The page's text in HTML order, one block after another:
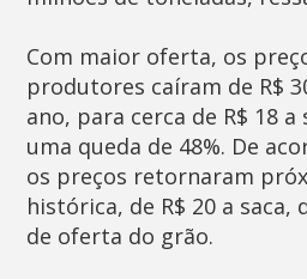
Com maior oferta, os
produtores caíram de R$
ano, para cerca de R$ 18 a
uma queda de 48%. De
os preços retornaram
histórica, de R$ 20 a saca,
de oferta do grão.